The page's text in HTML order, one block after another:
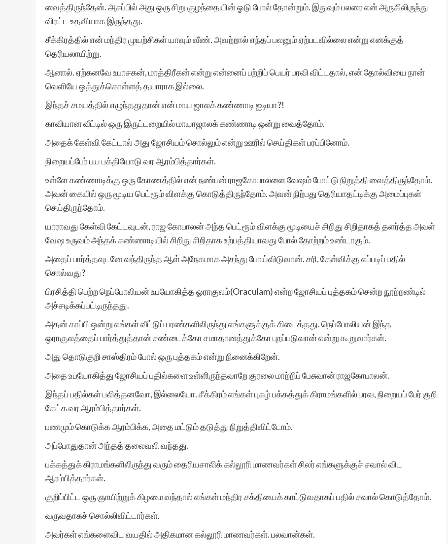
வைத்திருந்தேன். அசப்பில் அது ஒரு சிறு குழந்தையின் ஓடு போல் தோன்றும். இதுவும் பலரை என் அருகிலிருந்து
விரட்ட உதவியாக இருந்தது.
சீக்கிரத்தில் என் மந்திர முயற்சிகள் யாவும் வீண். அவற்றால் எந்தப் பலனும் ஏற்படவில்லை என்று எனக்குத்
தெரியலாயிற்று.
ஆனால். ஏற்கனவே உபாசகன், மாத்திரீகன் என்று என்னைப் பற்றிப் பெயர் பரவி விட்டதால், என் தோல்வியை நான்
வெளியே ஒத்துக்கொள்ளத் தயாராக இல்லை.
இந்தச் சமயத்தில் எழுந்ததுதான் என் மாய ஜாலக் கண்ணாடி ஐடியா?!
காவியான வீட்டில் ஒரு இருட்டறையில் மாயாஜாலக் கண்ணாடி ஒன்று வைத்தோம்.
அதைக் கேள்வி கேட்டால் அது ஜோசியம் சொல்லும் என்று ஊரில் செய்திகள் பரப்பினோம்.
நிறையப்பேர் பய பக்தியோடு வர ஆரம்பித்தார்கள்.
உள்ளே கண்ணாடிக்கு ஒரு கோணத்தில் என் நண்பன் ராஜகோபாலளை வேஷம் போட்டு நிறுத்தி வைத்திருந்தோம்.
அவன் கையில் ஒரு மூடிய பெட்ரூம் விளக்கு கொடுத்திருந்தோம். அவன் நிற்பது தெரியாதட்டிக்கு அமைப்புகள்
செய்திருந்தோம்.
யாராவது கேள்வி கேட்டவுடன், ராஜ கோபாலன் அந்த பெட்ரூம் விளக்கு மூடியைச் சிறிது சிறிதாகத் தளர்த்த அவள்
வேஷ உருவம் அந்தக் கண்ணாடியில் சிறிது சிறிதாக உற்பத்தியாவது போல் தோற்றம் உண்டாகும்.
அதைப் பார்த்தவுடனே வந்திருந்த ஆள் அநேகமாக அசந்து போய்விடுவான். சரி. கேள்விக்கு எப்படிப் பதில்
சொல்வது?
பிரசித்தி பெற்ற நெப்போலியன் உபயோகித்த ஓராகுலம்(Oraculam) என்ற ஜோசியப் புத்தகம் சென்ற நூற்றண்டில்
அச்சடிக்கப்பட்டிருந்தது.
அதன் காப்பி ஒன்று எங்கள் வீட்டுப் பரண்களிலிருந்து எங்களுக்குக் கிடைத்தது. நெப்போலியன் இந்த
ஒராகுலத்தைப் பார்த்துத்தான் சண்டைக்கோ சமாதானத்துக்கோ புறப்படுவான் என்று கூறுவார்கள்.
அது தொடுகுறி சாஸ்திரம் போல் ஒரு புத்தகம் என்று நினைக்கிறேன்.
அதை உபயோகித்து ஜோசியப் பதில்களை உள்ளிருந்தவாறே குரலை மாற்றிப் பேசுவான் ராஜகோபாலன்.
இந்தப் பதில்கள் பலித்தனவோ, இல்லையோ. சீக்கிரம் எங்கள் புகழ் பக்கத்துக் கிராமங்களில் பரவ, நிறையப் பேர் குறி
கேட்க வர ஆரம்பித்தார்கள்.
பணமும் கொடுக்க ஆரம்பிக்க, அதை மட்டும் தடுத்து நிறுத்திவிட்டோம்.
அப்போதுதான் அந்தத் தலைவலி வந்தது.
பக்கத்துக் கிராமங்களிலிருந்து வரும் தைரியசாலிக் கல்லூரி மாணவர்கள் சிலர் எங்களுக்குச் சவால் விட
ஆரம்பித்தார்கள்.
குறிப்பிட்ட ஒரு ஞாயிற்றுக் கிழமை வந்தால் எங்கள் மந்திர சக்தியைக் காட்டுவதாகப் பதில் சவால் கொடுத்தோம்.
வருவதாகச் சொல்லிவிட்டார்கள்.
அவர்கள் எங்களைவிட வயதில் அதிகமான கல்லூரி மாணவர்கள். பலவான்கள்.
Sirukathaigal.com for the
portal has a good traffic
and has a wide collection
there are no good
platforms to get our
reviewed. Kudos to
your unceasing work.
விஜயலட்சுமி ஸ்ரீதர்